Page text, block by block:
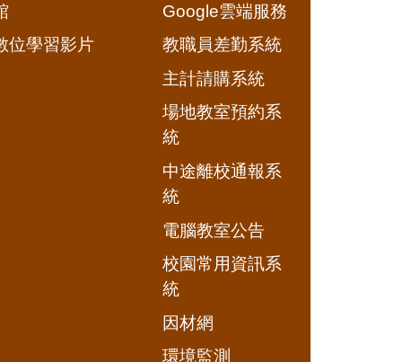
位學習影片
Google雲端服務
教職員差勤系統
主計請購系統
場地教室預約系
統
中途離校通報系
統
電腦教室公告
校園常用資訊系
統
因材網
環境監測